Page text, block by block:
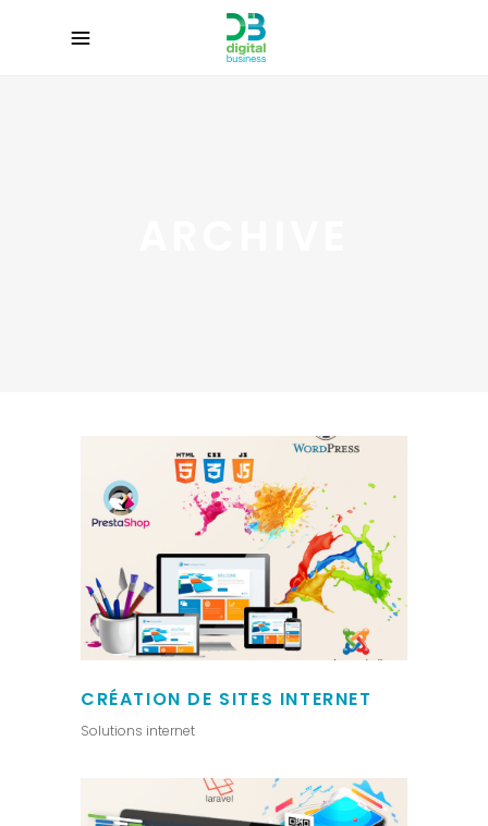
CRÉATION DE SITES INTERNET
Solutions internet